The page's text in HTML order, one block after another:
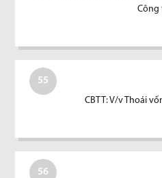
Công
55
CBTT: V/v Thoái
56